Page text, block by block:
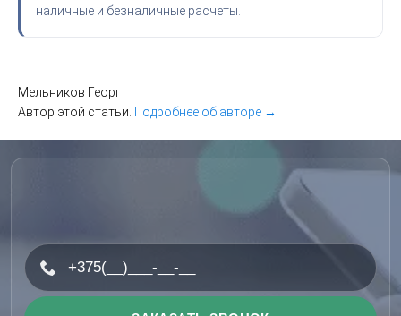
наличные и безналичные расчеты.
Мельников Георг
Автор этой статьи. Подробнее об авторе →